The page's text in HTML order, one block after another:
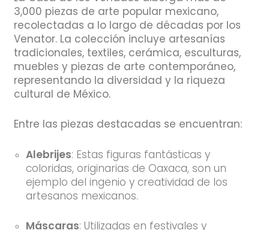
3,000 piezas de arte popular mexicano,
recolectadas a lo largo de décadas por los
Venator. La colección incluye artesanías
tradicionales, textiles, cerámica, esculturas,
muebles y piezas de arte contemporáneo,
representando la diversidad y la riqueza
cultural de México.
Entre las piezas destacadas se encuentran:
Alebrijes: Estas figuras fantásticas y
coloridas, originarias de Oaxaca, son un
ejemplo del ingenio y creatividad de los
artesanos mexicanos.
Máscaras: Utilizadas en festivales y